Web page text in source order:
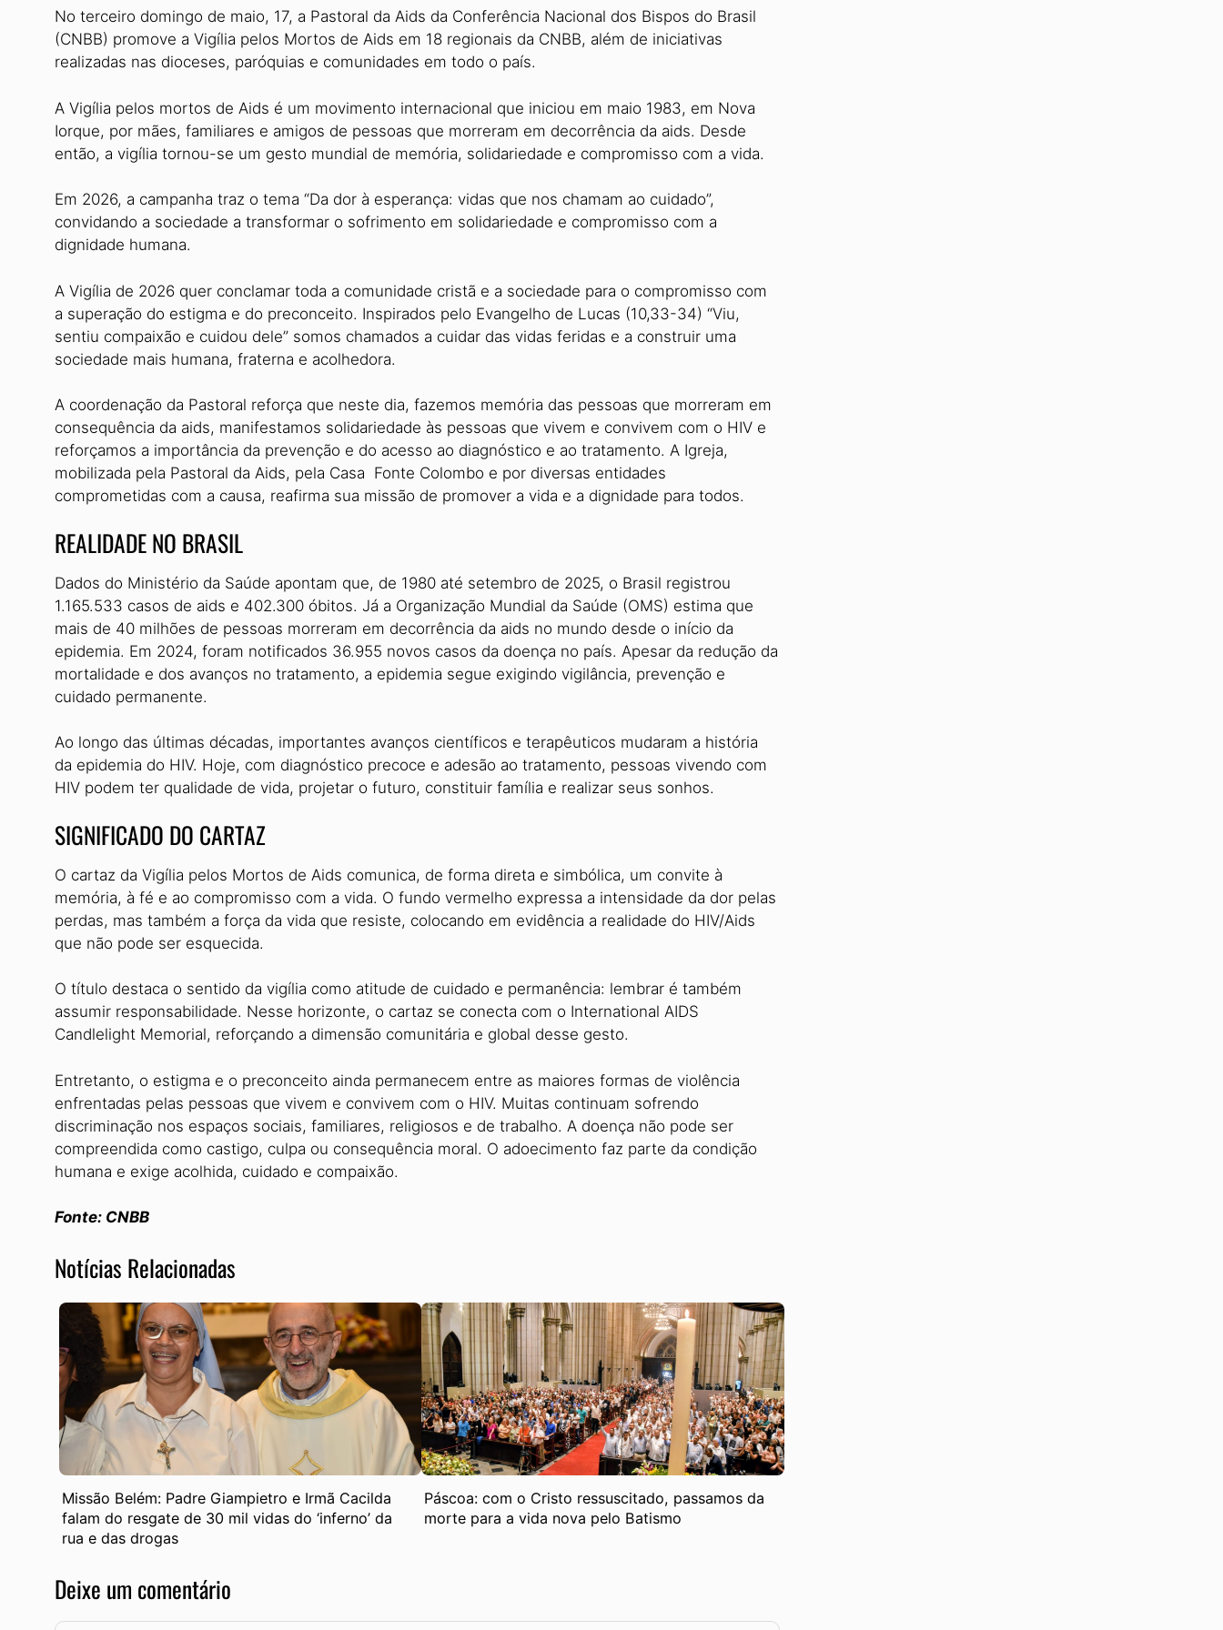
No terceiro domingo de maio, 17, a Pastoral da Aids da Conferência Nacional dos Bispos do Brasil
(CNBB) promove a Vigília pelos Mortos de Aids em 18 regionais da CNBB, além de iniciativas
realizadas nas dioceses, paróquias e comunidades em todo o país.
A Vigília pelos mortos de Aids é um movimento internacional que iniciou em maio 1983, em Nova
Iorque, por mães, familiares e amigos de pessoas que morreram em decorrência da aids. Desde
então, a vigília tornou-se um gesto mundial de memória, solidariedade e compromisso com a vida.
Em 2026, a campanha traz o tema “Da dor à esperança: vidas que nos chamam ao cuidado”,
convidando a sociedade a transformar o sofrimento em solidariedade e compromisso com a
dignidade humana.
A Vigília de 2026 quer conclamar toda a comunidade cristã e a sociedade para o compromisso com
a superação do estigma e do preconceito. Inspirados pelo Evangelho de Lucas (10,33-34) “Viu,
sentiu compaixão e cuidou dele” somos chamados a cuidar das vidas feridas e a construir uma
sociedade mais humana, fraterna e acolhedora.
A coordenação da Pastoral reforça que neste dia, fazemos memória das pessoas que morreram em
consequência da aids, manifestamos solidariedade às pessoas que vivem e convivem com o HIV e
reforçamos a importância da prevenção e do acesso ao diagnóstico e ao tratamento. A Igreja,
mobilizada pela Pastoral da Aids, pela Casa Fonte Colombo e por diversas entidades
comprometidas com a causa, reafirma sua missão de promover a vida e a dignidade para todos.
REALIDADE NO BRASIL
Dados do Ministério da Saúde apontam que, de 1980 até setembro de 2025, o Brasil registrou
1.165.533 casos de aids e 402.300 óbitos. Já a Organização Mundial da Saúde (OMS) estima que
mais de 40 milhões de pessoas morreram em decorrência da aids no mundo desde o início da
epidemia. Em 2024, foram notificados 36.955 novos casos da doença no país. Apesar da redução da
mortalidade e dos avanços no tratamento, a epidemia segue exigindo vigilância, prevenção e
cuidado permanente.
Ao longo das últimas décadas, importantes avanços científicos e terapêuticos mudaram a história
da epidemia do HIV. Hoje, com diagnóstico precoce e adesão ao tratamento, pessoas vivendo com
HIV podem ter qualidade de vida, projetar o futuro, constituir família e realizar seus sonhos.
SIGNIFICADO DO CARTAZ
O cartaz da Vigília pelos Mortos de Aids comunica, de forma direta e simbólica, um convite à
memória, à fé e ao compromisso com a vida. O fundo vermelho expressa a intensidade da dor pelas
perdas, mas também a força da vida que resiste, colocando em evidência a realidade do HIV/Aids
que não pode ser esquecida.
O título destaca o sentido da vigília como atitude de cuidado e permanência: lembrar é também
assumir responsabilidade. Nesse horizonte, o cartaz se conecta com o International AIDS
Candlelight Memorial, reforçando a dimensão comunitária e global desse gesto.
Entretanto, o estigma e o preconceito ainda permanecem entre as maiores formas de violência
enfrentadas pelas pessoas que vivem e convivem com o HIV. Muitas continuam sofrendo
discriminação nos espaços sociais, familiares, religiosos e de trabalho. A doença não pode ser
compreendida como castigo, culpa ou consequência moral. O adoecimento faz parte da condição
humana e exige acolhida, cuidado e compaixão.
Fonte: CNBB
Notícias Relacionadas
Missão Belém: Padre Giampietro e Irmã Cacilda
falam do resgate de 30 mil vidas do ‘inferno’ da
rua e das drogas
Páscoa: com o Cristo ressuscitado, passamos da
morte para a vida nova pelo Batismo
Deixe um comentário